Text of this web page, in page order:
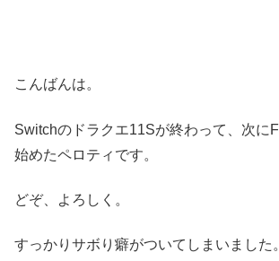
こんばんは。
Switchのドラクエ11Sが終わって、次に
始めたペロティです。
どぞ、よろしく。
すっかりサボり癖がついてしまいました